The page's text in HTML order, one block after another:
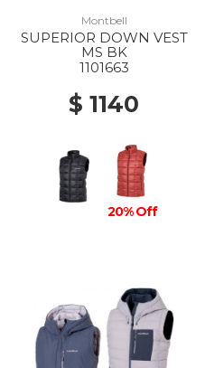
Montbell
SUPERIOR DOWN VEST
MS BK
1101663
$ 1140
20% Off